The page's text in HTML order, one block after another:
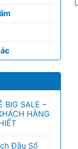
BIG SALE –
HÀNG
Đầu Số